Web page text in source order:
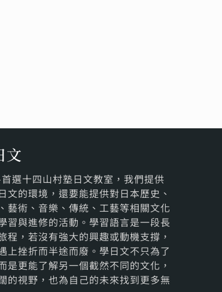
文
選十四山村塾日文教室，我們提供
文的環境，還要能提供對日本歷史、
藝術、音樂、傳統、工藝等相關文化
習與進修的活動。學習語言是一段長
程，若沒有強大的興趣或動機支撐，
上挫折而半途而廢。學日文不只為了
是更能了解另一個截然不同的文化，
的視野，也為自己的未來找到更多無